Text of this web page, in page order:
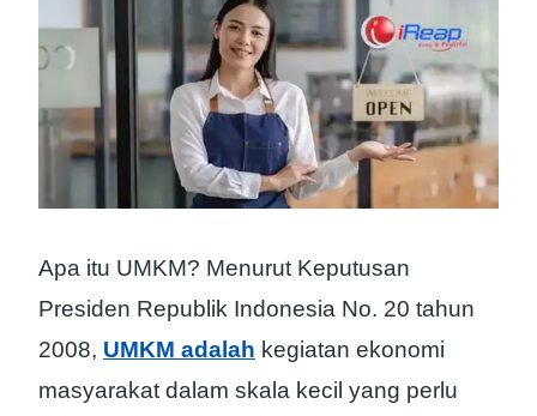
Apa itu UMKM? Menurut Keputusan
Presiden Republik Indonesia No. 20 tahun
2008, UMKM adalah kegiatan ekonomi
masyarakat dalam skala kecil yang perlu